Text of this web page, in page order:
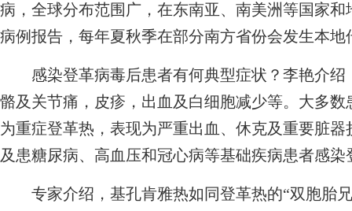
病，全球分布范围广，在东南亚、南美洲等国家
病例报告，每年夏秋季在部分南方省份会发生本地
感染登革病毒后患者有何典型症状？李艳介绍
骼及关节痛，皮疹，出血及白细胞减少等。大多
为重症登革热，表现为严重出血、休克及重要脏
及患糖尿病、高血压和冠心病等基础疾病患者感
专家介绍，基孔肯雅热如同登革热的“双胞胎兄